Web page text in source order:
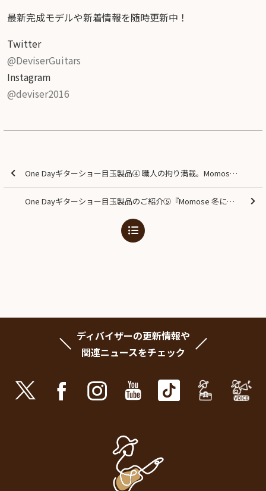
最新完成モデルや新着情報を随時更新中！
Twitter
@DeviserGuitars
Instagram
@deviser2016
One Dayギターショー目玉製品④ 職人の拘り満載。Momose初の24Fベース！
One Dayギターショー目玉製品のご紹介⑤『Momose 冬に咲く桜・冬桜』
ディバイザーの更新情報や
関連ニュースをチェック